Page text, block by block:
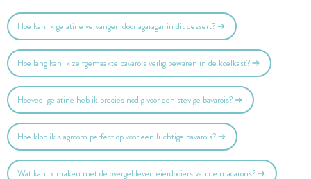
Hoe kan ik gelatine vervangen door agaragar in dit dessert?
Hoe lang kan ik zelfgemaakte bavarois veilig bewaren in de koelkast?
Hoeveel gelatine heb ik precies nodig voor een stevige bavarois?
Hoe klop ik slagroom perfect op voor een luchtige bavarois?
Wat kan ik maken met de overgebleven eierdooiers van de macarons?